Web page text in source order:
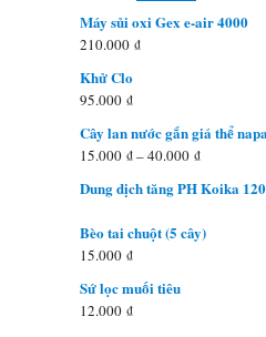
là:
tại
Máy sủi oxi Gex e-air 4000
210.000 ₫
Khử Clo
95.000 ₫
Cây lan nước gắn giá thể
15.000 ₫–40.000 ₫Khoảng
từ
15.000 ₫
đến
Dung dịch tăng PH Koika
Bèo tai chuột (5 cây)
15.000 ₫
Sứ lọc muối tiêu
12.000 ₫